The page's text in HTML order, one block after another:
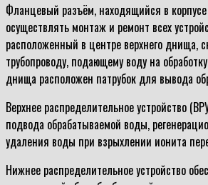
Фланцевый разъём, находящийся в
осуществлять монтаж и ремонт всех
расположенный в центре верхнего днища,
трубопроводу, подающему воду на
днища расположен патрубок для вывода
Верхнее распределительное устройство
подвода обрабатываемой воды,
удаления воды при взрыхлении ионита
Нижнее распределительное устройство